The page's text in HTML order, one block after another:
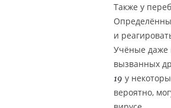
Также у
и
Учёные даже
вызванных
19 у
вероятно,